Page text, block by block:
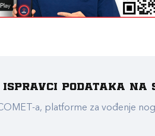
podataka na
a, platforme za vođenje